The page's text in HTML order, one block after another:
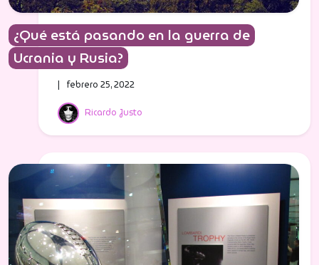
¿Qué está pasando en la guerra de
Ucrania y Rusia?
Ricardo Justo
| febrero 25, 2022